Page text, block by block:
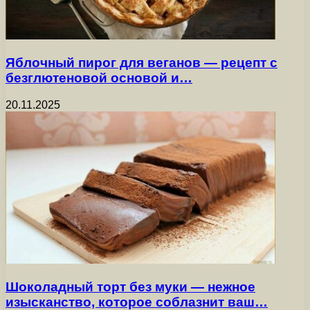
Яблочный пирог для веганов — рецепт с
безглютеновой основой и…
20.11.2025
Шоколадный торт без муки — нежное
изысканство, которое соблазнит ваш…